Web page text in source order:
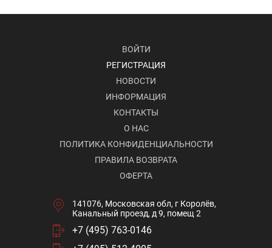
ВОЙТИ
РЕГИСТРАЦИЯ
НОВОСТИ
ИНФОРМАЦИЯ
КОНТАКТЫ
О НАС
ПОЛИТИКА КОНФИДЕНЦИАЛЬНОСТИ
ПРАВИЛА ВОЗВРАТА
ОФЕРТА
141076, Московская обл, г Королёв,
Канальный проезд, д 9, помещ 2
+7 (495) 763-0146